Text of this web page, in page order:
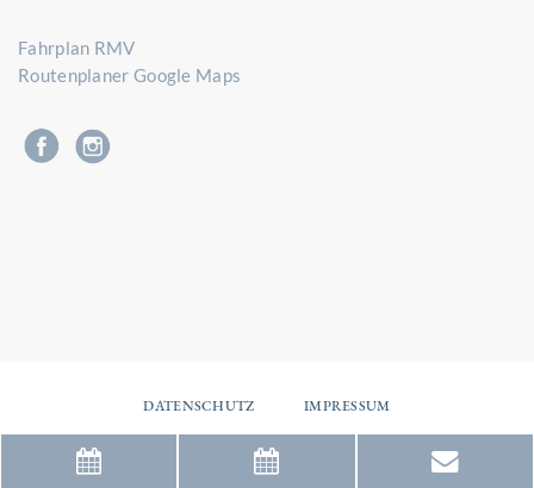
Fahrplan RMV
Routenplaner Google Maps
DATENSCHUTZ IMPRESSUM